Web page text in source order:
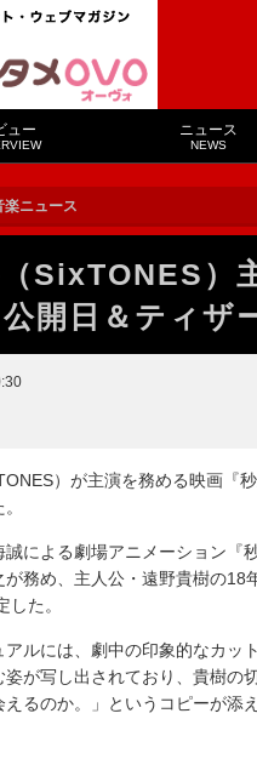
ュー ニュース
NEWS
楽ニュース
SixTONES）
開日＆ティザ
）が主演を務める映画『
による劇場アニメーション『
が務め、主人公・遠野貴樹の
た。
ルには、劇中の印象的なカッ
姿が写し出されており、貴樹の
るのか。」というコピーが添